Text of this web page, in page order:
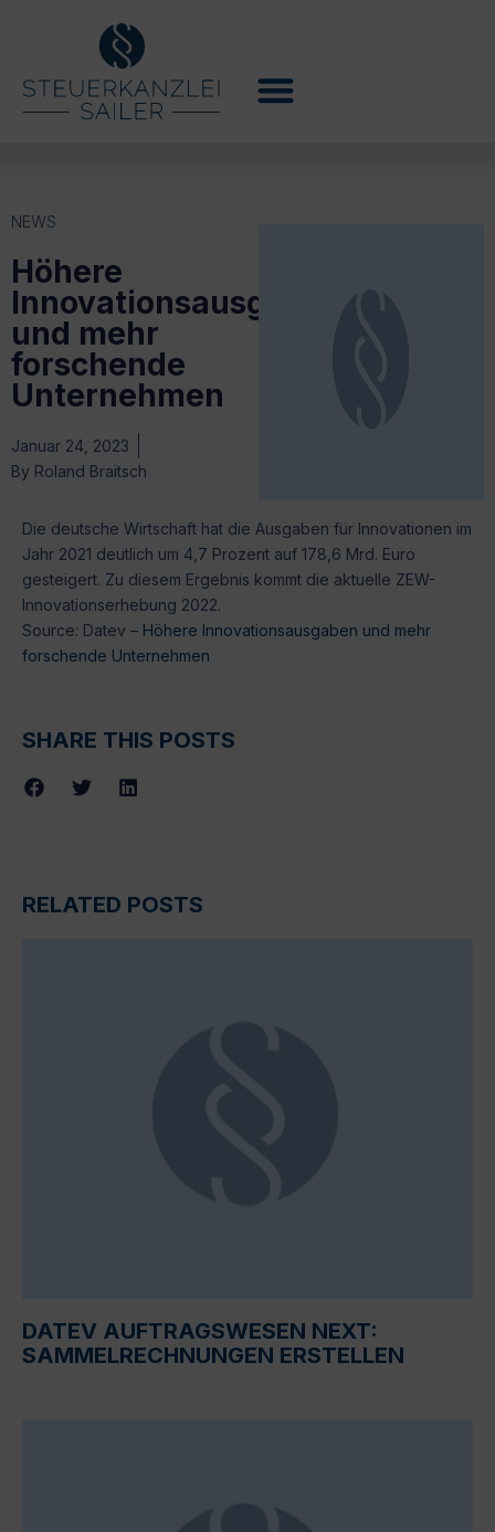
NEWS
Höhere
Innovationsausgaben
und mehr
forschende
Unternehmen
Januar 24, 2023
By Roland Braitsch
Die deutsche Wirtschaft hat die Ausgaben für Innovationen im
Jahr 2021 deutlich um 4,7 Prozent auf 178,6 Mrd. Euro
gesteigert. Zu diesem Ergebnis kommt die aktuelle ZEW-
Innovationserhebung 2022.
Source: Datev – Höhere Innovationsausgaben und mehr
forschende Unternehmen
SHARE THIS POSTS
RELATED POSTS
DATEV AUFTRAGSWESEN NEXT:
SAMMELRECHNUNGEN ERSTELLEN